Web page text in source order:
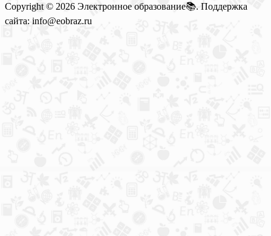
Copyright © 2026 Электронное образование📚. Поддержка
сайта: info@eobraz.ru